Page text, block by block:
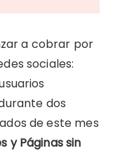
a cobrar por
sociales:
dos
de este mes
y Páginas sin